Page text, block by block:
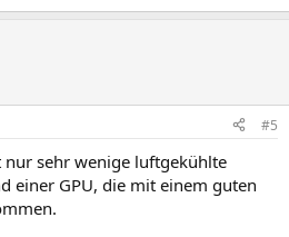
#5
nur sehr wenige luftgekühlte
einer GPU, die mit einem guten